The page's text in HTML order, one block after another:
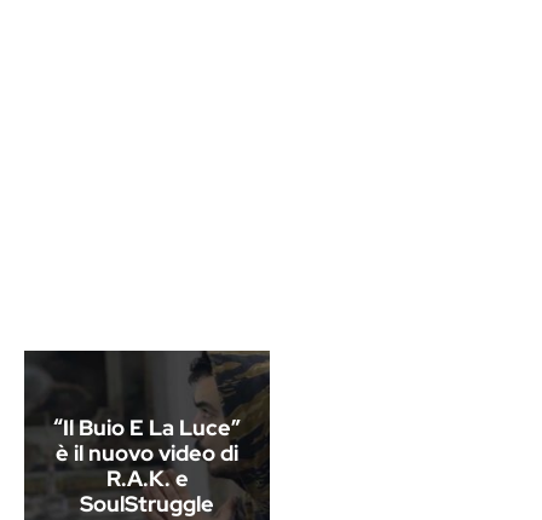
“Il Buio E La Luce”
è il nuovo video di
R.A.K. e
SoulStruggle